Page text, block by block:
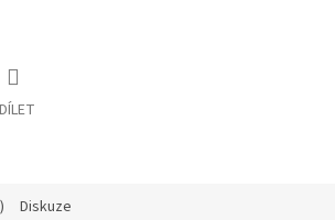
Diskuze